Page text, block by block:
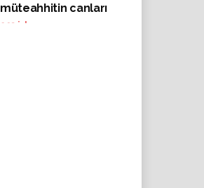
müteahhitin canları
sıkılmasın diye
293 izlenme